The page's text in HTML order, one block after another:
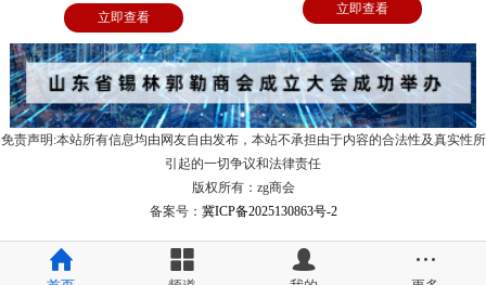
立即查看
立即查看
免责声明:本站所有信息均由网友自由发布，本站不承担由于内容的合法性及真实性所
引起的一切争议和法律责任
版权所有：zg商会
备案号： 冀ICP备2025130863号-2